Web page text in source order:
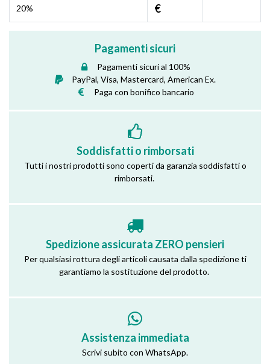
20%
€
Pagamenti sicuri
Pagamenti sicuri al 100%
PayPal, Visa, Mastercard, American Ex.
Paga con bonifico bancario
Soddisfatti o rimborsati
Tutti i nostri prodotti sono coperti da garanzia soddisfatti o
rimborsati.
Spedizione assicurata ZERO pensieri
Per qualsiasi rottura degli articoli causata dalla spedizione ti
garantiamo la sostituzione del prodotto.
Assistenza immediata
Scrivi subito con WhatsApp.